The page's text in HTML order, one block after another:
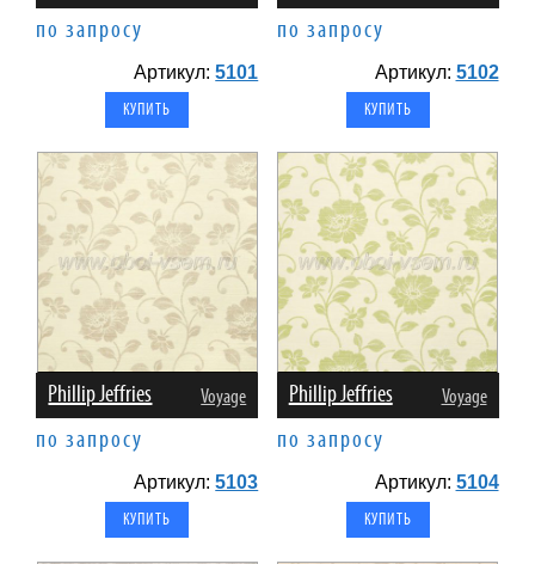
по запросу
Артикул:5101
по запросу
Артикул: 5102
Phillip Jeffries Voyage
по запросу
Артикул:5103
Phillip Jeffries Voyage
по запросу
Артикул: 5104